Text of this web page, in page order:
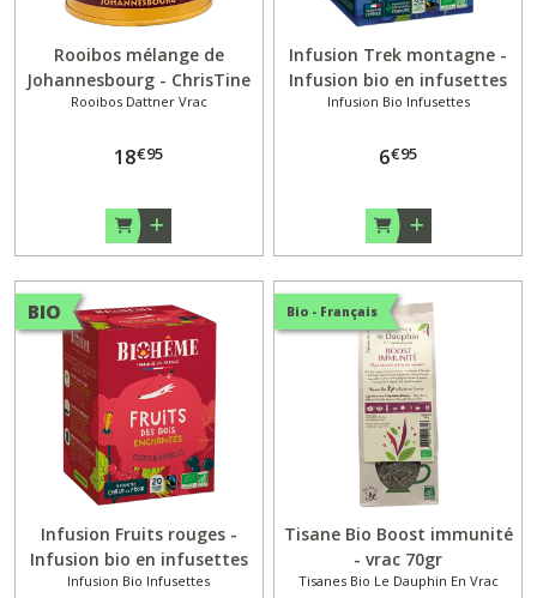
Rooibos mélange de
Johannesbourg - ChrisTine
DaTTner 100gr bte
Rooibos Dattner Vrac
18€95
Infusion Trek montagne -
Infusion bio en infusettes
x20 - Biohême
Infusion Bio Infusettes
6€95
BIO
Infusion Fruits rouges -
Infusion bio en infusettes
x20 - Biohême
Infusion Bio Infusettes
Bio - Français
Tisane Bio Boost immunité
- vrac 70gr
Tisanes Bio Le Dauphin En Vrac